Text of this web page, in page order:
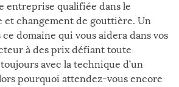
entreprise qualifiée dans le
et changement de gouttière. Un
domaine qui vous aidera dans vos
à des prix défiant toute
avec la technique d’un
pourquoi attendez-vous encore